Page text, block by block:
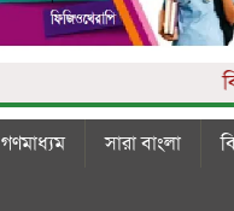
বিভিন্ন
গণমাধ্যম সারা বাংলা